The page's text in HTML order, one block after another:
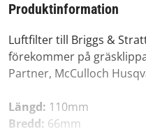
Produktinformation
Luftfilter till Briggs &
förekommer på
Partner, McCulloch
Längd: 110mm
Bredd: 66mm